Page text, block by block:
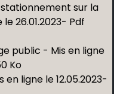
stationnement sur la
26.01.2023- Pdf
public - Mis en ligne
Ko
ligne le 12.05.2023-